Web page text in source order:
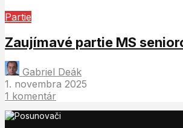
Partie
Zaujímavé partie MS
Gabriel Deák
1. novembra 2025
1 komentár